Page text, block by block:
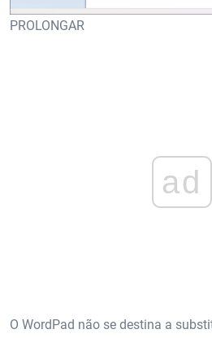
PROLONGAR
ad
O WordPad não se destina a